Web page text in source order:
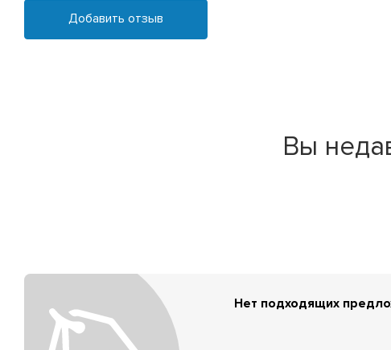
Добавить отзыв
Вы
Нет подходящих